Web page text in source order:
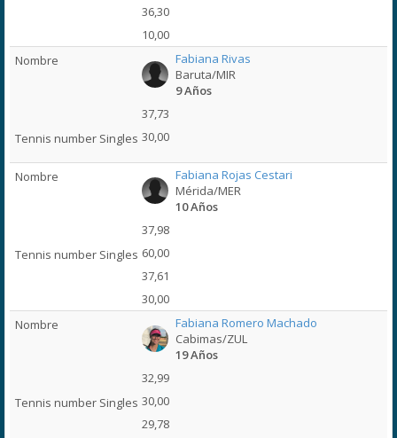
36,30
10,00
Fabiana Rivas
Baruta/MIR
9 Años
37,73
30,00
Fabiana Rojas Cestari
Mérida/MER
10 Años
37,98
60,00
37,61
30,00
Fabiana Romero Machado
Cabimas/ZUL
19 Años
32,99
30,00
29,78